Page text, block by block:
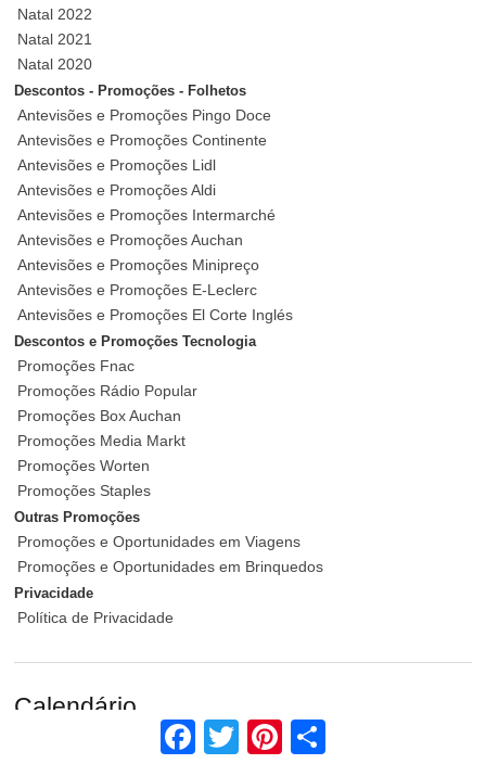
Natal 2022
Natal 2021
Natal 2020
Descontos - Promoções - Folhetos
Antevisões e Promoções Pingo Doce
Antevisões e Promoções Continente
Antevisões e Promoções Lidl
Antevisões e Promoções Aldi
Antevisões e Promoções Intermarché
Antevisões e Promoções Auchan
Antevisões e Promoções Minipreço
Antevisões e Promoções E-Leclerc
Antevisões e Promoções El Corte Inglés
Descontos e Promoções Tecnologia
Promoções Fnac
Promoções Rádio Popular
Promoções Box Auchan
Promoções Media Markt
Promoções Worten
Promoções Staples
Outras Promoções
Promoções e Oportunidades em Viagens
Promoções e Oportunidades em Brinquedos
Privacidade
Política de Privacidade
Calendário
Facebook Twitter Pinterest